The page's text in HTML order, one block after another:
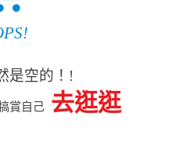
是空的！!
賞自己 去逛逛